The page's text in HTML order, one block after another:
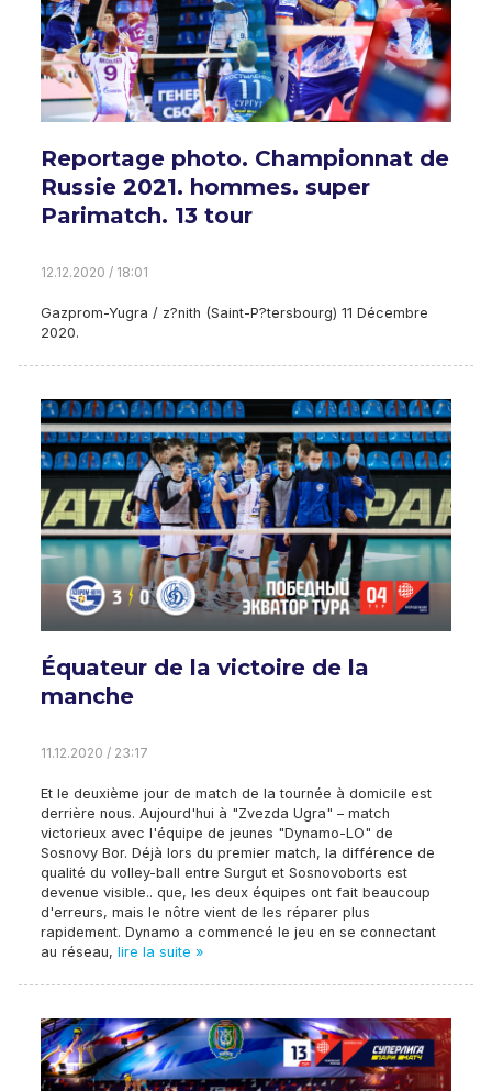
Reportage photo. Championnat de
Russie 2021. hommes. super
Parimatch. 13 tour
12.12.2020 / 18:01
Gazprom-Yugra / z?nith (Saint-P?tersbourg) 11 Décembre
2020.
Équateur de la victoire de la
manche
11.12.2020 / 23:17
Et le deuxième jour de match de la tournée à domicile est
derrière nous. Aujourd'hui à "Zvezda Ugra" – match
victorieux avec l'équipe de jeunes "Dynamo-LO" de
Sosnovy Bor. Déjà lors du premier match, la différence de
qualité du volley-ball entre Surgut et Sosnovoborts est
devenue visible.. que, les deux équipes ont fait beaucoup
d'erreurs, mais le nôtre vient de les réparer plus
rapidement. Dynamo a commencé le jeu en se connectant
au réseau, lire la suite »